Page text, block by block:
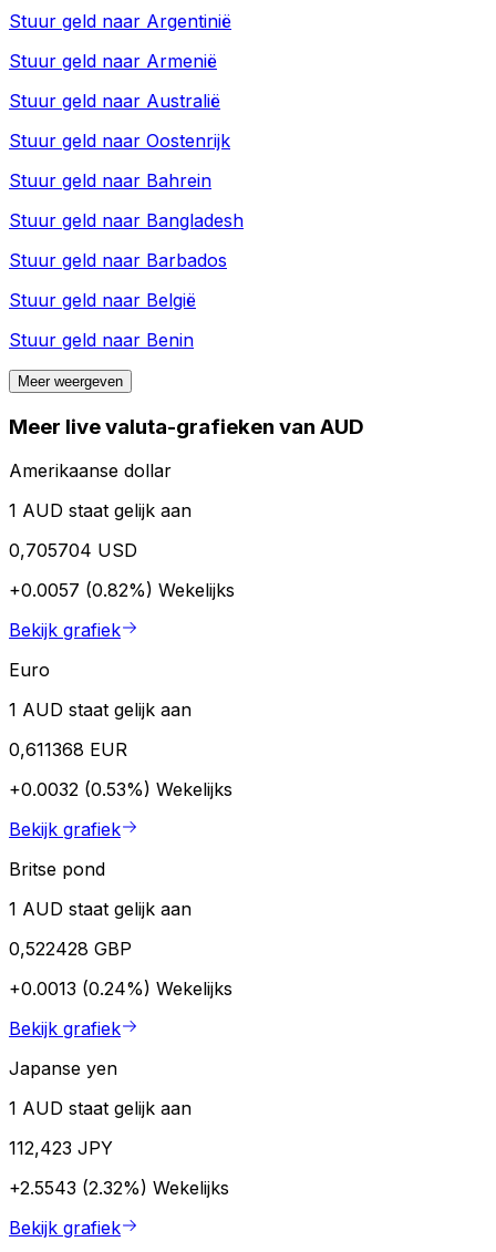
Stuur geld naar Argentinië
Stuur geld naar Armenië
Stuur geld naar Australië
Stuur geld naar Oostenrijk
Stuur geld naar Bahrein
Stuur geld naar Bangladesh
Stuur geld naar Barbados
Stuur geld naar België
Stuur geld naar Benin
Meer weergeven
Meer live valuta-grafieken van AUD
Amerikaanse dollar
1 AUD staat gelijk aan
0,705704 USD
+0.0057 (0.82%) Wekelijks
Bekijk grafiek
Euro
1 AUD staat gelijk aan
0,611368 EUR
+0.0032 (0.53%) Wekelijks
Bekijk grafiek
Britse pond
1 AUD staat gelijk aan
0,522428 GBP
+0.0013 (0.24%) Wekelijks
Bekijk grafiek
Japanse yen
1 AUD staat gelijk aan
112,423 JPY
+2.5543 (2.32%) Wekelijks
Bekijk grafiek